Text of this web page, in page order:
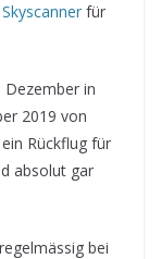
Skyscanner für
in
2019 von
Rückflug für
absolut gar
bei